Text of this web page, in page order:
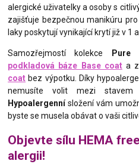
alergické uživatelky a osoby s
zajišťuje bezpečnou manikúru
laky poskytují vynikající krytí již v 1
Samozřejmostí kolekce Pure
podkladová báze Base coata
coat bez výpotku. Díky
nemusíte volit mezi stavem
Hypoalergennísložení vám
byste se musela obávat o vaši
Objevte sílu HEMA
alergii!